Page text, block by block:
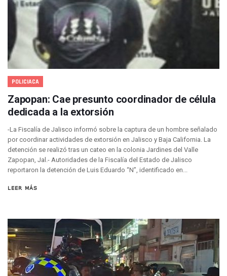
RENTAS: La Inflación Artificial De Puerto Vallarta
Sentencian A 100 Años De Prisión A Mujer Por La
Puerto Vallarta Arranca El 2026 Con Éxito En El Total De
Arranca Programa De Bacheo En Avenidas Clave De
Puerto Vallarta Tiene Una De Las Gasolineras Más Caras
Habrá Toma De ADN Y Entrevistas A Familias De Personas
Detienen A Extranjero Por Poseer Un Tigre Cachorro En
SEAPAL Reparó 139 Fugas Durante La Semana Del 2 Al 8
Rehabilitan Camellones En La Zona Norte De Puerto
Transporte En Guadalajara Permitirá Pagos Sin Contacto
Luis Munguía Respalda A Antonio Arreola Como Nuevo
Construirán El Estadio Metropolitano “El Salado” En
Diputado Bruno Blancas Socializa Su Reforma De Ley
Bad Bunny Recibe Fuerte Respaldo Latino En El Super Bowl
María Fernanda Arreola Asume La Presidencia De
Puerto Vallarta Refuerza La Prevención Del Sarampión
Bad Bunny Y Sus Invitados Para El Medio Tiempo Del
El Gobierno Del Bien Mantiene Descuento Predial Este
Café Y Diálogo Abre Espacio De Escucha Ciudadana En El
Extorsión Y Fraude, El Fenómeno De La Delincuencia Que
POLICIACA
Zapopan: Cae presunto coordinador de célula
dedicada a la extorsión
-La Fiscalía de Jalisco informó sobre la captura de un hombre señalado
por coordinar actividades de extorsión en Jalisco y Baja California. La
detención se realizó tras un cateo en la colonia Jardines del Valle
Zapopan, Jal.- Autoridades de la Fiscalía del Estado de Jalisco
reportaron la detención de Luis Eduardo “N”, identificado en...
LEER MÁS